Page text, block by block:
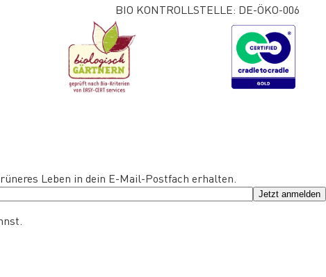
BIO KONTROLLSTELLE: DE-ÖKO-006
Leben in dein E-Mail-Postfach erhalten.
Jetzt anmelden